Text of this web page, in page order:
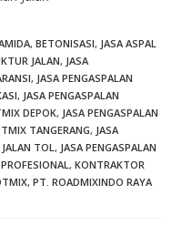
, BETONISASI, JASA ASPAL
JALAN, JASA
, JASA PENGASPALAN
, JASA PENGASPALAN
DEPOK, JASA PENGASPALAN
TANGERANG, JASA
TOL , JASA PENGASPALAN
, KONTRAKTOR
, PT. ROADMIXINDO RAYA